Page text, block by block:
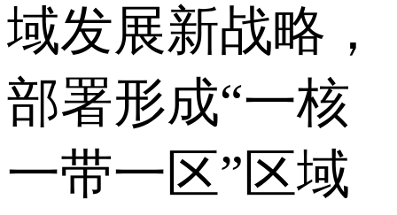
域发展新战略，
部署形成“一核
一带一区”区域